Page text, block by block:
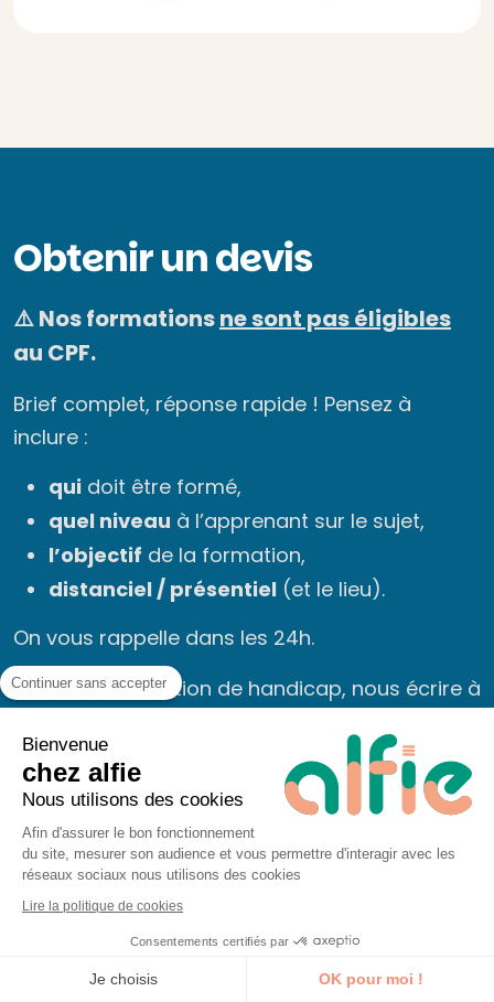
Obtenir un devis
⚠️ Nos formationsne sont pas éligibles
au CPF.
Brief complet, réponse rapide ! Pensez à
inclure :
qui doit être formé,
quel niveau à l’apprenant sur le sujet,
l’objectif de la formation,
distanciel / présentiel (et le lieu).
On vous rappelle dans les 24h.
♿ Public en situation de handicap, nous écrire à
Message
Continuer sans accepter
Bienvenue
chez alfie
Nous utilisons des cookies
Afin d'assurer le bon fonctionnement
du site, mesurer son audience et vous permettre d'interagir avec les
réseaux sociaux nous utilisons des cookies
Lire la politique de cookies
Consentements certifiés par
Je choisis OK pour moi !